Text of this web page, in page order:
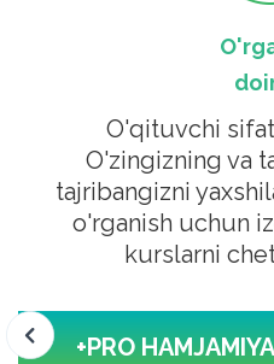
Qo'llab-
Amaliyotingizni
turdagi qimmatli
oling:
bilan
Slide 5 of 6.
+PRO